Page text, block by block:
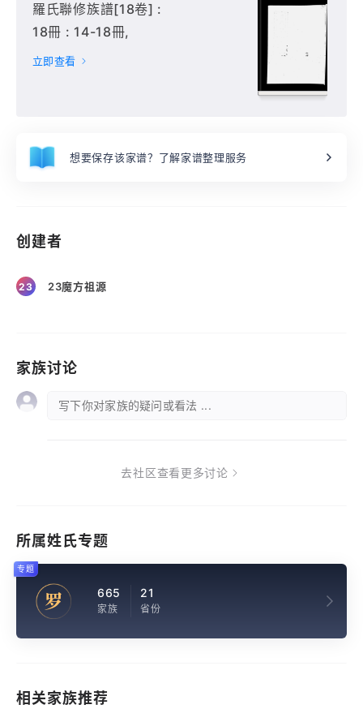
羅氏聯修族譜[18卷] :
18冊 : 14-18冊,
立即查看
想要保存该家谱？了解家谱整理服务
创建者
23 23魔方祖源
家族讨论
写下你对家族的疑问或看法 ...
去社区查看更多讨论
所属姓氏专题
罗 665
家族
21
省份
专题
相关家族推荐